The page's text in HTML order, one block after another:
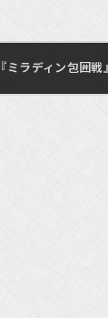
『ミラディン包囲